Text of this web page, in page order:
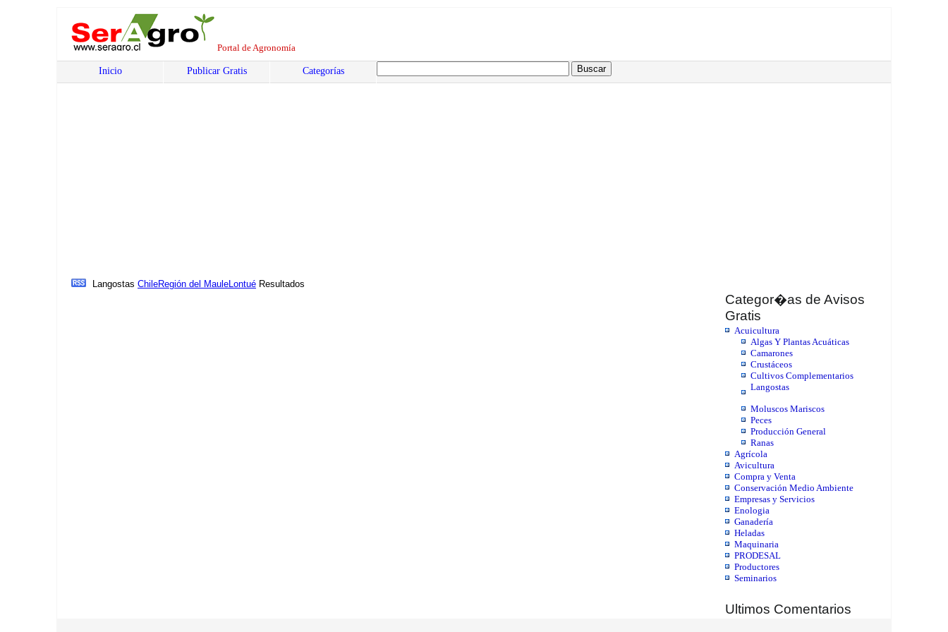
Portal de Agronomía
Inicio Publicar Gratis Categorías
Categor�as de Avisos
Gratis
Acuicultura
Algas Y Plantas Acuáticas
Camarones
Crustáceos
Cultivos Complementarios
Langostas
Moluscos Mariscos
Peces
Producción General
Ranas
Agrícola
Avicultura
Compra y Venta
Conservación Medio Ambiente
Empresas y Servicios
Enologia
Ganadería
Heladas
Maquinaria
PRODESAL
Productores
Seminarios
Ultimos Comentarios
Langostas ChileRegión del MauleLontué Resultados